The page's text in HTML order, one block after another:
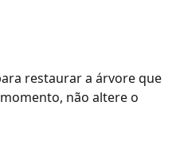
restaurar a árvore que
não altere o